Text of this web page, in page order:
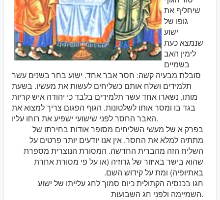
שיחליף את
גופו של
ישוע
שנמצא כעת
לימין האב
בשמיים
סובלת מבעיה קשה: חסר אבר אחד. ישוע בחר בשנים עשר
תלמידים ושלח אותם כשליחים לעשות את מעשיו. בשעת
מותו, נשארו אחד עשר תלמידים בלבד כי יהודה איש קריות
בגד בו ומסר אותו לשלטונות. הגוף הפגום צריך למצוא את
האבר החסר לפני שישועי ישפיע את רוחו עליו.
בפרק א של מעשי השליחים מסופר אודות בחירתו של
מתתיה למלא את החסר. אין אנו יודעים יותר פרטים על
השליח הזה מהברית החדשה. המסורת הנוצרית מספרת
שהוא בישר באיזור של גרוזיה (או על פי מסורת אחרת
באתיופיה) ומת על קידוש השם.
חגו בכנסיה הקתולית כיום סמוך לחג עלייתו של ישוע
השמיימה ולפני חג השבועות.